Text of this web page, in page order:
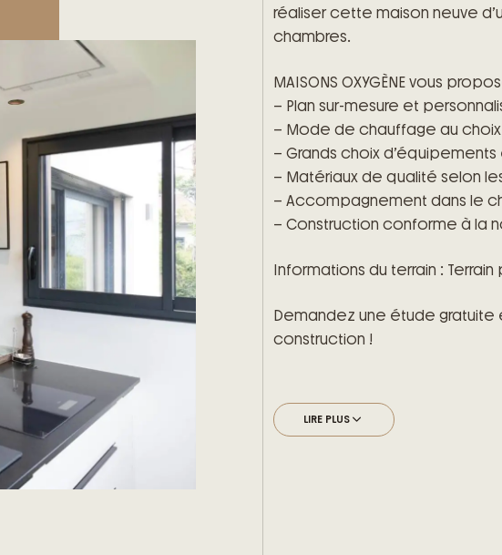
réaliser cette maison neuve
chambres.
– Plan sur-mesure et
– Mode de chauffage au choix
– Grands choix
– Matériaux de qualité selon
– Accompagnement dans le
– Construction conforme à la
Informations du terrain :
Demandez une étude
construction !
LIRE PLUS